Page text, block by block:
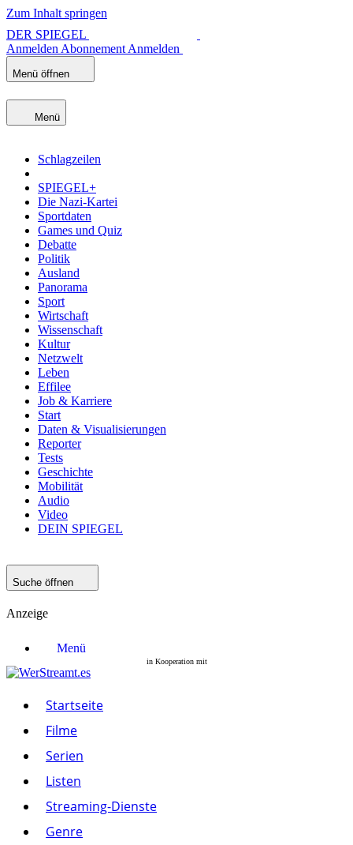
Zum Inhalt springen
DER SPIEGEL
Anmelden Abonnement Anmelden
Menü öffnen
Menü
Schlagzeilen
SPIEGEL+
Die Nazi-Kartei
Sportdaten
Games und Quiz
Debatte
Politik
Ausland
Panorama
Sport
Wirtschaft
Wissenschaft
Kultur
Netzwelt
Leben
Effilee
Job & Karriere
Start
Daten & Visualisierungen
Reporter
Tests
Geschichte
Mobilität
Audio
Video
DEIN SPIEGEL
Suche öffnen
Anzeige
Menü
Startseite
Serien
Streaming-Dienste
Paramount+
Netflix
Startseite
Filme
Serien
Listen
Streaming-Dienste
Genre